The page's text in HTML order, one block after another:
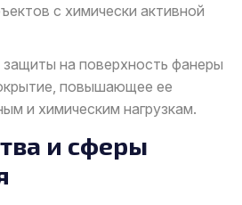
с химически активной
на поверхность фанеры
повышающее ее
и химическим нагрузкам.
и сферы